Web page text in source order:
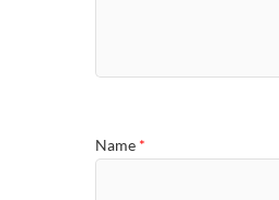
Name *